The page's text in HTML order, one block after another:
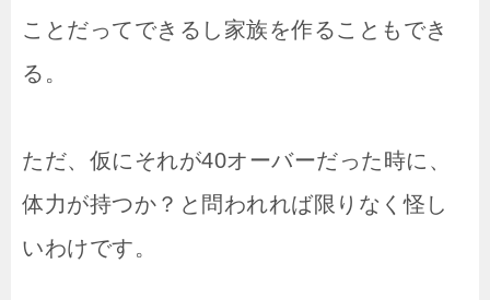
ことだってできるし家族を作ることもでき
る。
ただ、仮にそれが40オーバーだった時に、
体力が持つか？と問われれば限りなく怪し
いわけです。